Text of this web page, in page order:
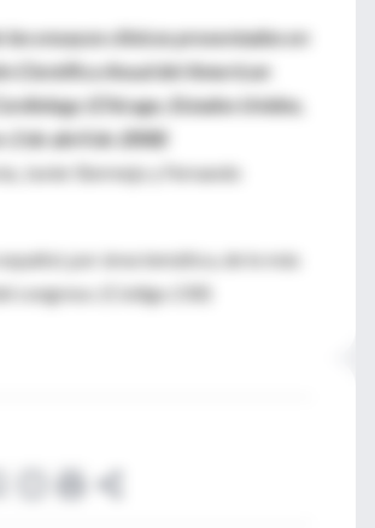
los ensayos clínicos presentados en
Científica Anual del American
(Chicago, Estados Unidos,
2 de abril de 2008)
Javier Bermejo y Fernando
español, por área temática, de lo más
congreso. (Código 230)